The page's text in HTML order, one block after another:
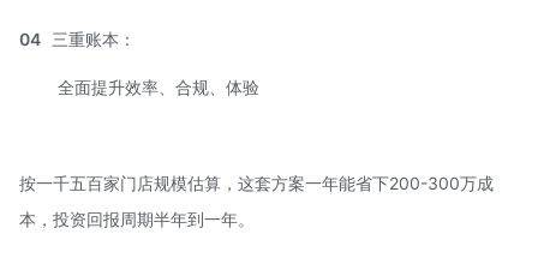
04 三重账本：
全面提升效率、合规、体验
按一千五百家门店规模估算，这套方案一年能省下200-300万成
本，投资回报周期半年到一年。